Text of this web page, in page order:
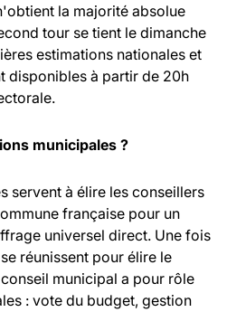
la majorité absolue
tour se tient le dimanche
estimations nationales et
disponibles à partir de 20h
municipales ?
servent à élire les conseillers
française pour un
universel direct. Une fois
réunissent pour élire le
municipal a pour rôle
: vote du budget, gestion